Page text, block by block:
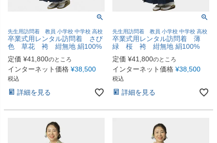
先生用訪問着 教員 小学校 中学校 高校
卒業式用レンタル訪問着 さび
色 草花 袴 紺無地 絹100%
定価 ¥41,800のところ
インターネット価格 ¥38,500
税込
詳細を見る
先生用訪問着 教員 小学校 中学校 高校
卒業式用レンタル訪問着 薄
緑 桜 袴 紺無地 絹100%
定価 ¥41,800のところ
インターネット価格 ¥38,500
税込
詳細を見る